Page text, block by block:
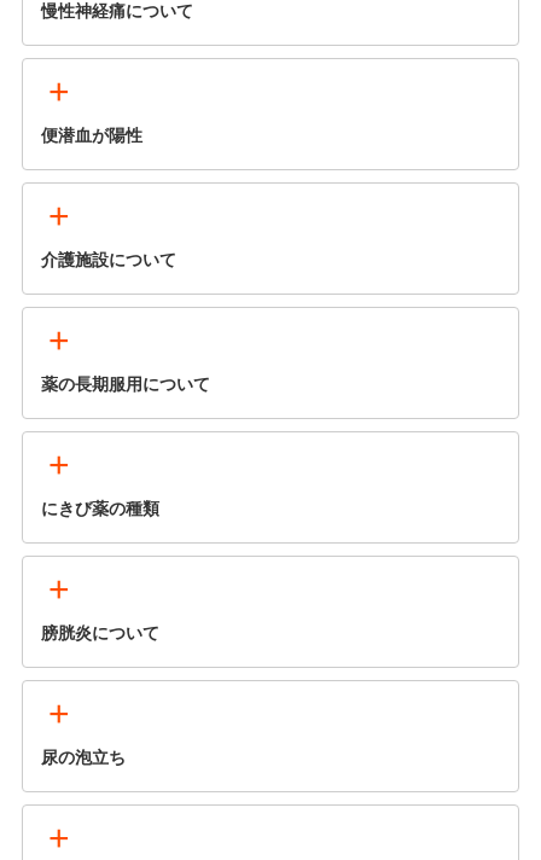
慢性神経痛について
+
便潜血が陽性
+
介護施設について
+
薬の長期服用について
+
にきび薬の種類
+
膀胱炎について
+
尿の泡立ち
+